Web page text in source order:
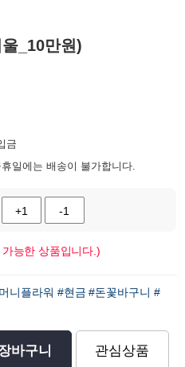
_10만원)
금
일에는 배송이 불가합니다.
+1 -1
능한 상품입니다.)
니플라워 #현금 #돈꽃바구니 #
바구니 관심상품